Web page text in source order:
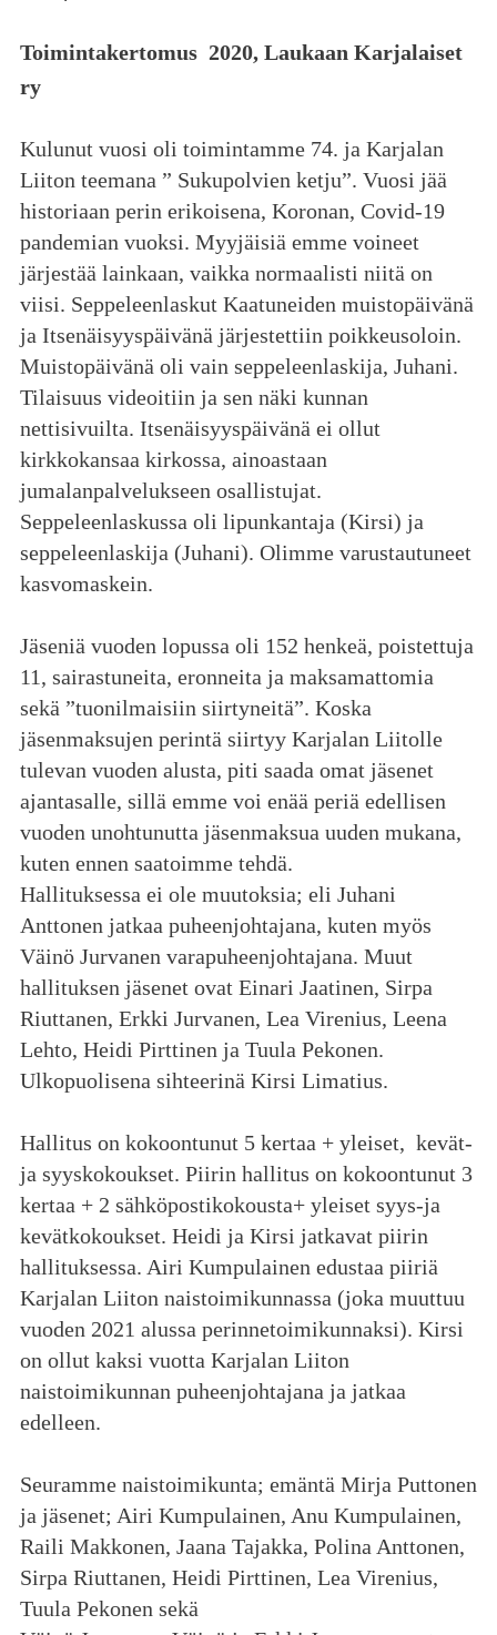
Toimintakertomus 2020, Laukaan Karjalaiset
ry
Kulunut vuosi oli toimintamme 74. ja Karjalan
Liiton teemana ” Sukupolvien ketju”. Vuosi jää
historiaan perin erikoisena, Koronan, Covid-19
pandemian vuoksi. Myyjäisiä emme voineet
järjestää lainkaan, vaikka normaalisti niitä on
viisi. Seppeleenlaskut Kaatuneiden muistopäivänä
ja Itsenäisyyspäivänä järjestettiin poikkeusoloin.
Muistopäivänä oli vain seppeleenlaskija, Juhani.
Tilaisuus videoitiin ja sen näki kunnan
nettisivuilta. Itsenäisyyspäivänä ei ollut
kirkkokansaa kirkossa, ainoastaan
jumalanpalvelukseen osallistujat.
Seppeleenlaskussa oli lipunkantaja (Kirsi) ja
seppeleenlaskija (Juhani). Olimme varustautuneet
kasvomaskein.
Jäseniä vuoden lopussa oli 152 henkeä, poistettuja
11, sairastuneita, eronneita ja maksamattomia
sekä ”tuonilmaisiin siirtyneitä”. Koska
jäsenmaksujen perintä siirtyy Karjalan Liitolle
tulevan vuoden alusta, piti saada omat jäsenet
ajantasalle, sillä emme voi enää periä edellisen
vuoden unohtunutta jäsenmaksua uuden mukana,
kuten ennen saatoimme tehdä.
Hallituksessa ei ole muutoksia; eli Juhani
Anttonen jatkaa puheenjohtajana, kuten myös
Väinö Jurvanen varapuheenjohtajana. Muut
hallituksen jäsenet ovat Einari Jaatinen, Sirpa
Riuttanen, Erkki Jurvanen, Lea Virenius, Leena
Lehto, Heidi Pirttinen ja Tuula Pekonen.
Ulkopuolisena sihteerinä Kirsi Limatius.
Hallitus on kokoontunut 5 kertaa + yleiset, kevät-
ja syyskokoukset. Piirin hallitus on kokoontunut 3
kertaa + 2 sähköpostikokousta+ yleiset syys-ja
kevätkokoukset. Heidi ja Kirsi jatkavat piirin
hallituksessa. Airi Kumpulainen edustaa piiriä
Karjalan Liiton naistoimikunnassa (joka muuttuu
vuoden 2021 alussa perinnetoimikunnaksi). Kirsi
on ollut kaksi vuotta Karjalan Liiton
naistoimikunnan puheenjohtajana ja jatkaa
edelleen.
Seuramme naistoimikunta; emäntä Mirja Puttonen
ja jäsenet; Airi Kumpulainen, Anu Kumpulainen,
Raili Makkonen, Jaana Tajakka, Polina Anttonen,
Sirpa Riuttanen, Heidi Pirttinen, Lea Virenius,
Tuula Pekonen sekä